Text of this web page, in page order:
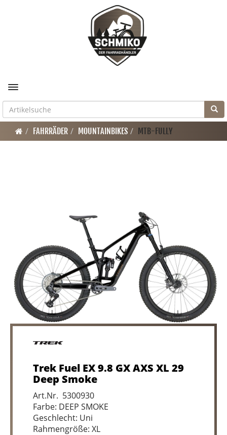
Toggle navigation
FAHRRÄDER MOUNTAINBIKES MTB-FULLY
Trek Fuel EX 9.8 GX AXS XL 29
Deep Smoke
Art.Nr. 5300930
Farbe: DEEP SMOKE
Geschlecht: Uni
Rahmengröße: XL